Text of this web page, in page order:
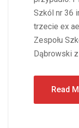
Szkól nr 36
trzecie ex
Zespołu
Dąbrowski z
Read